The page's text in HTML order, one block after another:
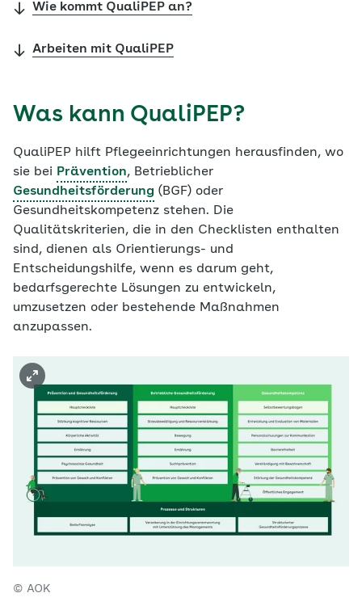
Wie kommt QualiPEP an?
Arbeiten mit QualiPEP
Was kann QualiPEP?
QualiPEP hilft Pflegeeinrichtungen herausfinden, wo
sie bei Prävention, Betrieblicher
Gesundheitsförderung (BGF) oder
Gesundheitskompetenz stehen. Die
Qualitätskriterien, die in den Checklisten enthalten
sind, dienen als Orientierungs- und
Entscheidungshilfe, wenn es darum geht,
bedarfsgerechte Lösungen zu entwickeln,
umzusetzen oder bestehende Maßnahmen
anzupassen.
© AOK